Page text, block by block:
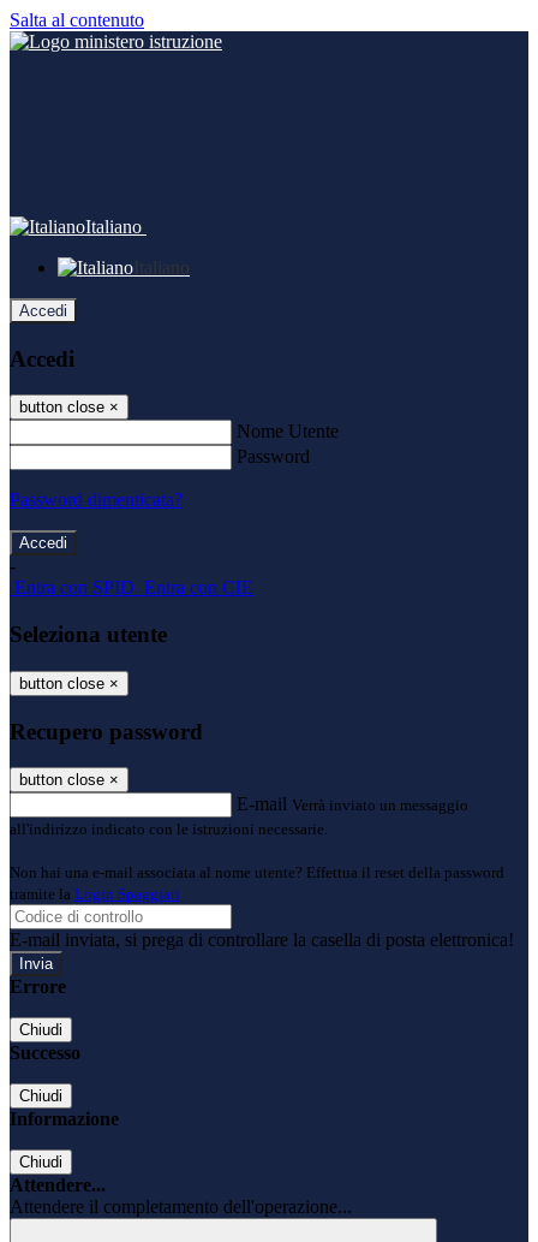
Salta al contenuto
Italiano
Italiano
Accedi
Accedi
button close ×
Nome Utente
Password
Password dimenticata?
-
Entra con SPID Entra con CIE
Seleziona utente
button close ×
Recupero password
button close ×
E-mail Verrà inviato un messaggio
all'indirizzo indicato con le istruzioni necessarie.
Non hai una e-mail associata al nome utente? Effettua il reset della password
tramite la Login Spaggiari
E-mail inviata, si prega di controllare la casella di posta elettronica!
Errore
Chiudi
Successo
Chiudi
Informazione
Chiudi
Attendere...
Attendere il completamento dell'operazione...